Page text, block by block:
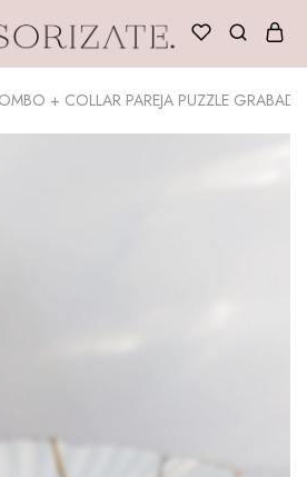
+ COLLAR PAREJA PUZZLE